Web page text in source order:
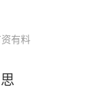
资有料